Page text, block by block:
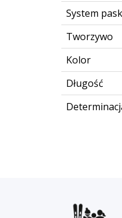
System
Tworzywo
Kolor
Długość